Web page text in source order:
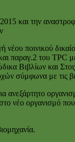
και την
ποινικού
παραγ.2 του TPC
Βιβλίων και
σύμφωνα με τις
ανεξάρτητο
νέο οργανισμό